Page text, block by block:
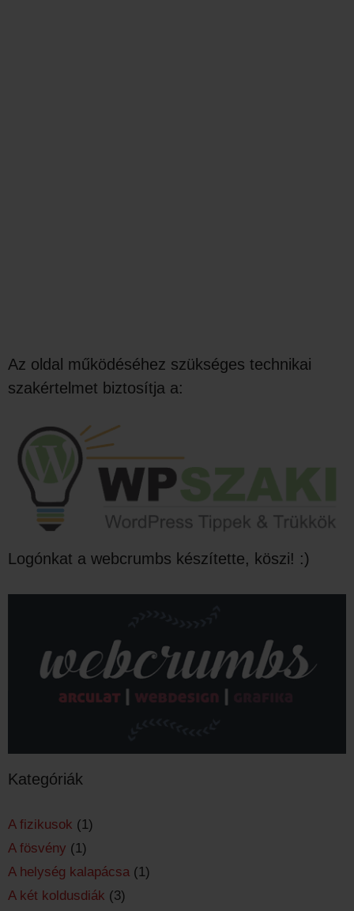
Az oldal működéséhez szükséges technikai
szakértelmet biztosítja a:
Logónkat a webcrumbs készítette, köszi! :)
Kategóriák
A fizikusok (1)
A fösvény (1)
A helység kalapácsa (1)
A két koldusdiák (3)